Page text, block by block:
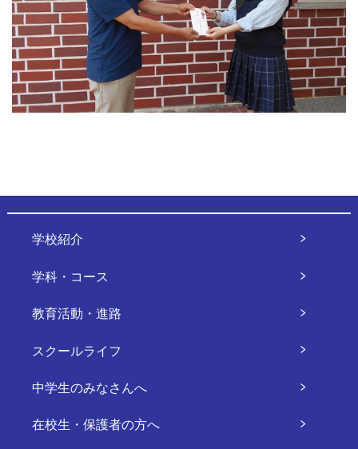
学校紹介
学科・コース
教育活動・進路
スクールライフ
中学生のみなさんへ
在校生・保護者の方へ